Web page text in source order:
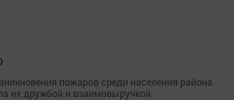
пожаров среди населения района
их дружбой и взаимовыручкой.